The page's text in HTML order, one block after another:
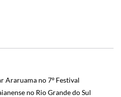
Araruama no 7º Festival
no Rio Grande do Sul